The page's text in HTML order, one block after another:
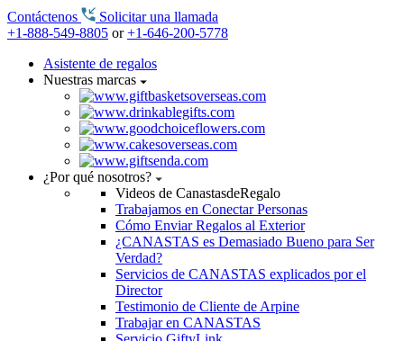
Contáctenos
Solicitar una llamada
+1-888-549-8805 or+1-646-200-5778
Asistente de regalos
Nuestras marcas
¿Por qué nosotros?
Videos de CanastasdeRegalo
Trabajamos en Conectar Personas
Cómo Enviar Regalos al Exterior
¿CANASTAS es Demasiado Bueno para Ser
Verdad?
Servicios de CANASTAS explicados por el
Director
Testimonio de Cliente de Arpine
Trabajar en CANASTAS